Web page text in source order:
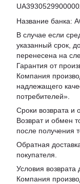
Название банка:
В случае если
указанный срок,
перенесена на
Гарантия от
Компания
надлежащего
потребителей».
Сроки возврата и
Возврат и обмен
после получения
Обратная
покупателя.
Условия возврата
Компания